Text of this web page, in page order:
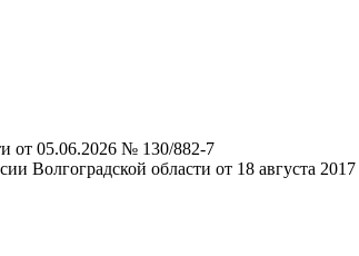
от 05.06.2026 № 130/882-7
Волгоградской области от 18 августа